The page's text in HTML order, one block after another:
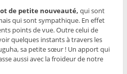
de petite nouveauté, qui sont
qui sont sympathique. En effet
points de vue. Outre celui de
quelques instants à travers les
sa petite sœur ! Un apport qui
aussi avec la froideur de notre